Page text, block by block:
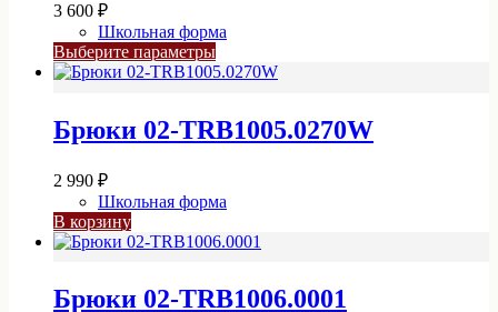
3 600 ₽
Школьная форма
Выберите параметрыЭтот
товар
вариаций.
на
товара.
Брюки 02-TRB1005.0270W
2 990 ₽
Школьная форма
В корзину
Брюки 02-TRB1006.0001